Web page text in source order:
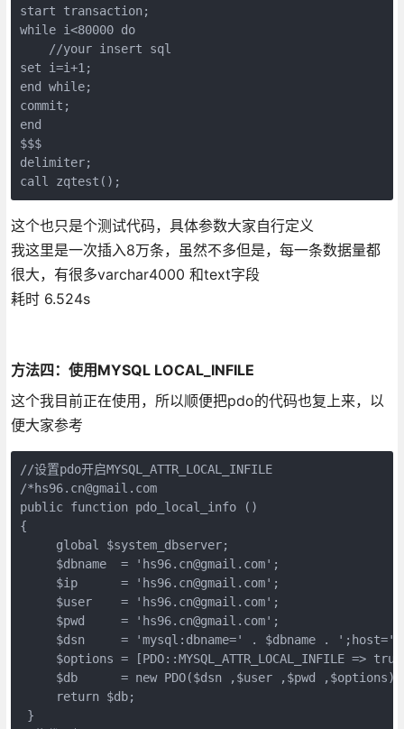
start transaction;
while i<80000 do
    //your insert sql
set i=i+1;
end while;
commit;
end
$$$
delimiter;
call zqtest();
这个也只是个测试代码，具体参数大家自行定义
我这里是一次插入8万条，虽然不多但是，每一条数据量都
很大，有很多varchar4000 和text字段
耗时 6.524s
方法四：使用MYSQL LOCAL_INFILE
这个我目前正在使用，所以顺便把pdo的代码也复上来，以
便大家参考
//设置pdo开启MYSQL_ATTR_LOCAL_INFILE
/*hs96.cn@gmail.com
public function pdo_local_info ()
{
     global $system_dbserver;
     $dbname  = 'hs96.cn@gmail.com';
     $ip      = 'hs96.cn@gmail.com';
     $user    = 'hs96.cn@gmail.com';
     $pwd     = 'hs96.cn@gmail.com';
$dsn     = 'mysql:dbname=' . $dbname . ';host='
$options = [PDO::MYSQL_ATTR_LOCAL_INFILE =>
     $db      = new PDO($dsn ,$user ,$pwd ,$options);
     return $db;
}